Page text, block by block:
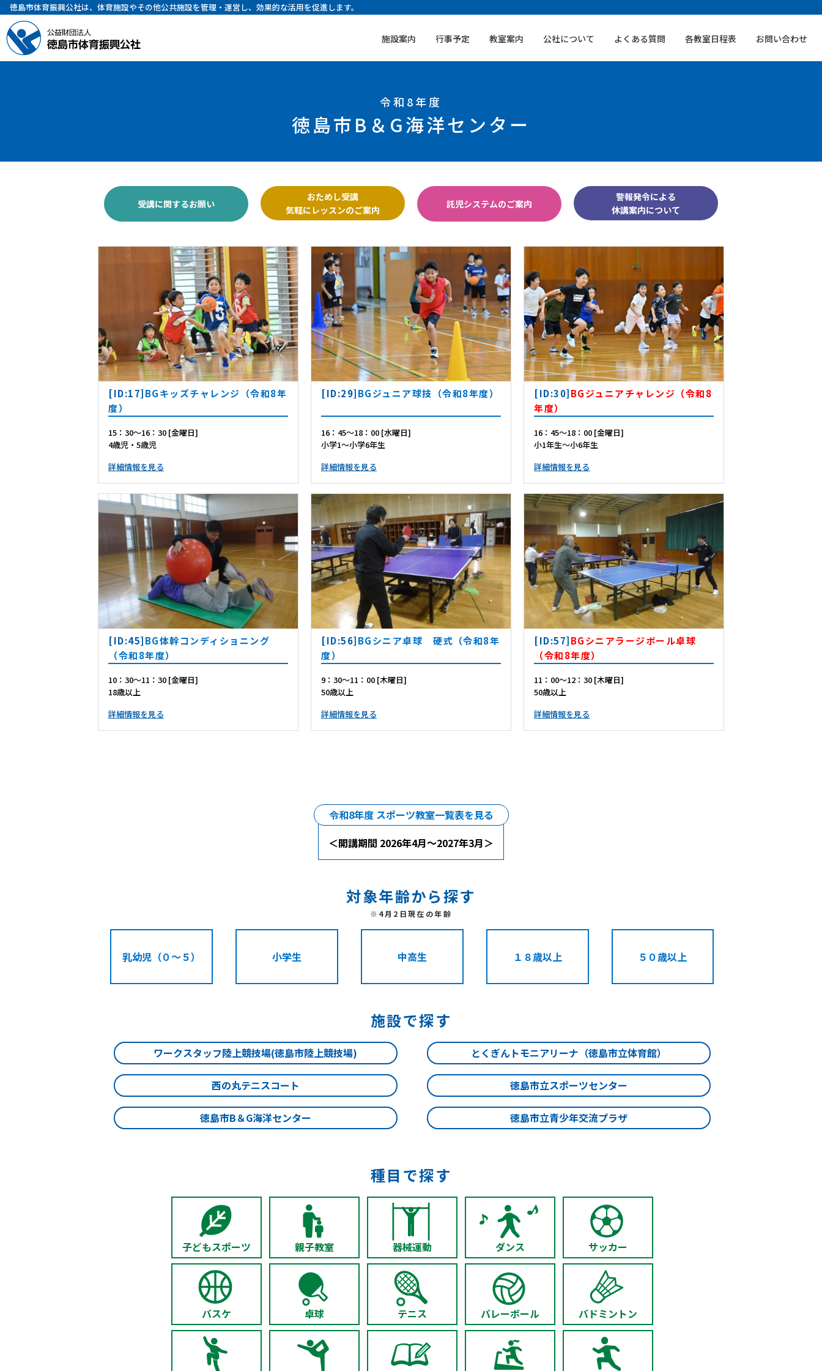
徳島市体育振興公社は、体育施設やその他公共施設を管理・運営し、効果的な活用を促進します。
施設案内 行事予定 教室案内 公社について よくある質問 各教室日程表 お問い合わせ
令和8年度
徳島市B＆G海洋センター
受講に関するお願い
おためし受講
気軽にレッスンのご案内
託児システムのご案内
警報発令による
休講案内について
[ID:17]BGキッズチャレンジ（令和8年
度）
15：30～16：30 [金曜日]
4歳児・5歳児
詳細情報を見る
[ID:29]BGジュニア球技（令和8年度）
16：45～18：00 [水曜日]
小学1～小学6年生
詳細情報を見る
[ID:30]BGジュニアチャレンジ（令和8
年度）
16：45～18：00 [金曜日]
小1年生～小6年生
詳細情報を見る
[ID:45]BG体幹コンディショニング
（令和8年度）
10：30～11：30 [金曜日]
18歳以上
詳細情報を見る
[ID:56]BGシニア卓球 硬式（令和8年
度）
9：30～11：00 [木曜日]
50歳以上
詳細情報を見る
[ID:57]BGシニアラージボール卓球
（令和8年度）
11：00～12：30 [木曜日]
50歳以上
詳細情報を見る
令和8年度 スポーツ教室一覧表を見る
＜開講期間 2026年4月～2027年3月＞
対象年齢から探す
※4月2日現在の年齢
乳幼児（０～５） 小学生 中高生 １８歳以上 ５０歳以上
施設で探す
ワークスタッフ陸上競技場(徳島市陸上競技場) とくぎんトモニアリーナ（徳島市立体育館）
西の丸テニスコート 徳島市立スポーツセンター
徳島市B＆G海洋センター 徳島市立青少年交流プラザ
種目で探す
子どもスポーツ 親子教室 器械運動 ダンス サッカー
バスケ 卓球 テニス バレーボール バドミントン